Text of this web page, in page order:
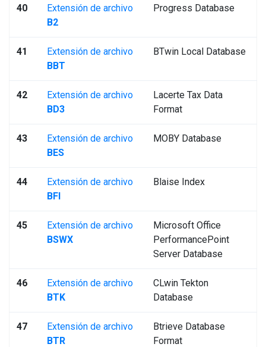
40
Extensión de archivo
B2
Progress Database
41
Extensión de archivo
BBT
BTwin Local Database
42
Extensión de archivo
BD3
Lacerte Tax Data
Format
43
Extensión de archivo
BES
MOBY Database
44
Extensión de archivo
BFI
Blaise Index
45
Extensión de archivo
BSWX
Microsoft Office
PerformancePoint
Server Database
46
Extensión de archivo
BTK
CLwin Tekton
Database
47
Extensión de archivo
BTR
Btrieve Database
Format